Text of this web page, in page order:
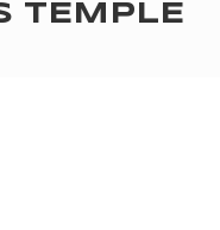
TEMPLE